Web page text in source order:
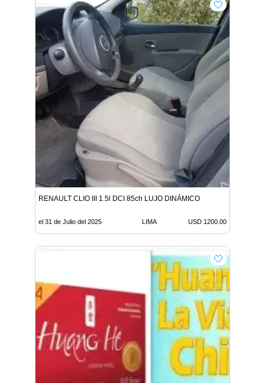
RENAULT CLIO III 1.5l DCI 85ch LUJO DINÁMICO
el 31 de Julio del 2025 LIMA USD 1200.00